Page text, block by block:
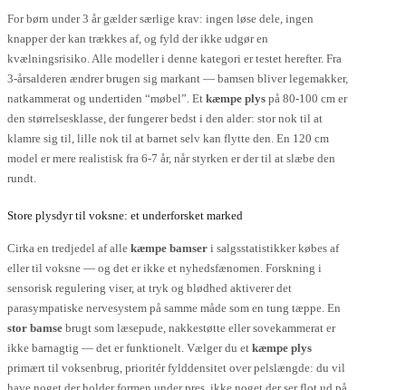
For børn under 3 år gælder særlige krav: ingen løse dele, ingen
knapper der kan trækkes af, og fyld der ikke udgør en
kvælningsrisiko. Alle modeller i denne kategori er testet herefter. Fra
3-årsalderen ændrer brugen sig markant — bamsen bliver legemakker,
natkammerat og undertiden “møbel”. Et kæmpe plys på 80-100 cm er
den størrelsesklasse, der fungerer bedst i den alder: stor nok til at
klamre sig til, lille nok til at barnet selv kan flytte den. En 120 cm
model er mere realistisk fra 6-7 år, når styrken er der til at slæbe den
rundt.
Store plysdyr til voksne: et underforsket marked
Cirka en tredjedel af alle kæmpe bamser i salgsstatistikker købes af
eller til voksne — og det er ikke et nyhedsfænomen. Forskning i
sensorisk regulering viser, at tryk og blødhed aktiverer det
parasympatiske nervesystem på samme måde som en tung tæppe. En
stor bamse brugt som læsepude, nakkestøtte eller sovekammerat er
ikke barnagtig — det er funktionelt. Vælger du et kæmpe plys
primært til voksenbrug, prioritér fylddensitet over pelslængde: du vil